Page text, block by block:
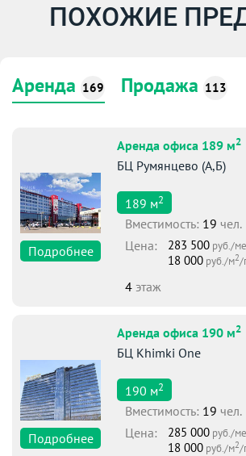
ПОХОЖИЕ
Аренда 169 Продажа 113
Подробнее
Аренда офиса 189 м2
БЦ Румянцево (А,Б)
189 м2
Вместимоcть: 19 чел.
Цена:
283 500 руб./
18 000 руб./м2/
4 этаж
Подробнее
Аренда офиса 190 м2
БЦ Khimki One
190 м2
Вместимоcть: 19 чел.
Цена:
285 000 руб./
18 000 руб./м2/